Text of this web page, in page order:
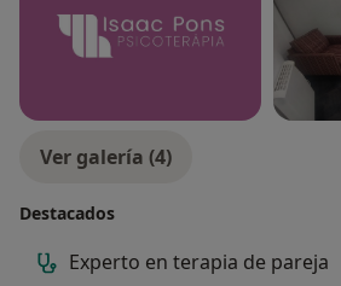
Ver galería (4)
Destacados
Experto en terapia de pareja